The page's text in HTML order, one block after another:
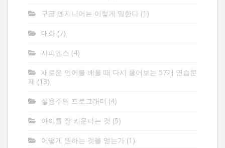
구글 엔지니어는 이렇게 일한다 (1)
대화 (7)
사피엔스 (4)
새로운 언어를 배울 때 다시 풀어보는 57개 연습문
제 (13)
실용주의 프로그래머 (4)
아이를 잘 키운다는 것 (5)
어떻게 원하는 것을 얻는가 (1)